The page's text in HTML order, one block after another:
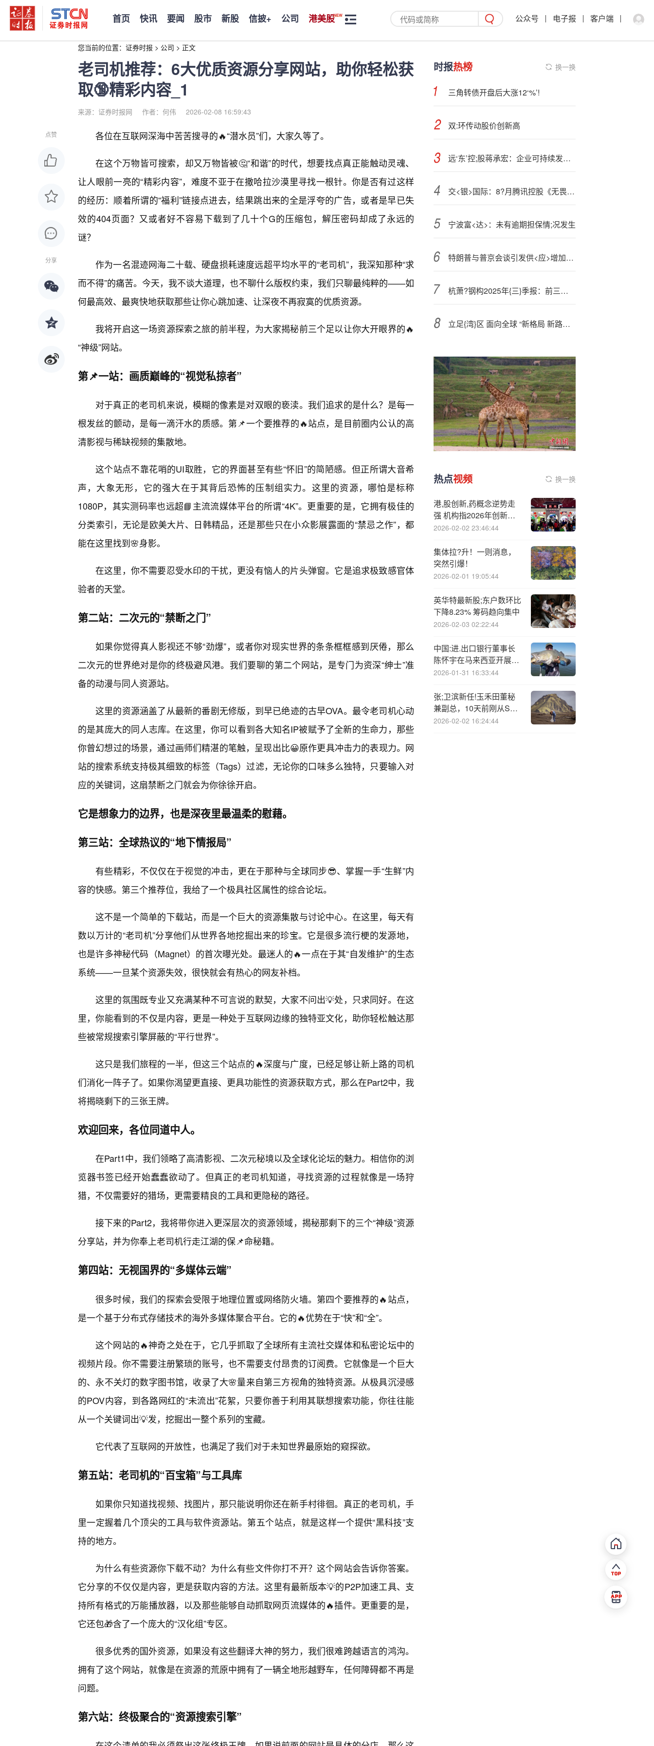
首页 快讯 要闻 股市 新股 信披+ 公司 港美股 公众号 电子报 客户端
您当前的位置： 证券时报 > 公司 > 正文
老司机推荐：6大优质资源分享网站，助你轻松获
取🔞精彩内容_1
来源：证券时报网 作者：何伟 2026-02-08 16:59:43
点赞
分享
各位在互联网深海中苦苦搜寻的🔥“潜水员”们，大家久等了。
在这个万物皆可搜索，却又万物皆被🤔“和谐”的时代，想要找点真正能触动灵魂、
让人眼前一亮的“精彩内容”，难度不亚于在撒哈拉沙漠里寻找一根针。你是否有过这样
的经历：顺着所谓的“福利”链接点进去，结果跳出来的全是浮夸的广告，或者是早已失
效的404页面？又或者好不容易下载到了几十个G的压缩包，解压密码却成了永远的
谜？
作为一名混迹网海二十载、硬盘损耗速度远超平均水平的“老司机”，我深知那种“求
而不得”的痛苦。今天，我不谈大道理，也不聊什么版权约束，我们只聊最纯粹的——如
何最高效、最爽快地获取那些让你心跳加速、让深夜不再寂寞的优质资源。
我将开启这一场资源探索之旅的前半程，为大家揭秘前三个足以让你大开眼界的🔥
“神级”网站。
第📌一站：画质巅峰的“视觉私掠者”
对于真正的老司机来说，模糊的像素是对双眼的亵渎。我们追求的是什么？是每一
根发丝的颤动，是每一滴汗水的质感。第📌一个要推荐的🔥站点，是目前圈内公认的高
清影视与稀缺视频的集散地。
这个站点不靠花哨的UI取胜，它的界面甚至有些“怀旧”的简陋感。但正所谓大音希
声，大象无形，它的强大在于其背后恐怖的压制组实力。这里的资源，哪怕是标称
1080P，其实测码率也远超📘主流流媒体平台的所谓“4K”。更重要的是，它拥有极佳的
分类索引，无论是欧美大片、日韩精品，还是那些只在小众影展露面的“禁忌之作”，都
能在这里找到🌸身影。
在这里，你不需要忍受水印的干扰，更没有恼人的片头弹窗。它是追求极致感官体
验者的天堂。
第二站：二次元的“禁断之门”
如果你觉得真人影视还不够“劲爆”，或者你对现实世界的条条框框感到厌倦，那么
二次元的世界绝对是你的终极避风港。我们要聊的第二个网站，是专门为资深“绅士”准
备的动漫与同人资源站。
这里的资源涵盖了从最新的番剧无修版，到早已绝迹的古早OVA。最令老司机心动
的是其庞大的同人志库。在这里，你可以看到各大知名IP被赋予了全新的生命力，那些
你曾幻想过的场景，通过画师们精湛的笔触，呈现出比😀原作更具冲击力的表现力。网
站的搜索系统支持极其细致的标签（Tags）过滤，无论你的口味多么独特，只要输入对
应的关键词，这扇禁断之门就会为你徐徐开启。
它是想象力的边界，也是深夜里最温柔的慰藉。
第三站：全球热议的“地下情报局”
有些精彩，不仅仅在于视觉的冲击，更在于那种与全球同步😎、掌握一手“生鲜”内
容的快感。第三个推荐位，我给了一个极具社区属性的综合论坛。
这不是一个简单的下载站，而是一个巨大的资源集散与讨论中心。在这里，每天有
数以万计的“老司机”分享他们从世界各地挖掘出来的珍宝。它是很多流行梗的发源地，
也是许多神秘代码（Magnet）的首次曝光处。最迷人的🔥一点在于其“自发维护”的生态
系统——一旦某个资源失效，很快就会有热心的网友补档。
这里的氛围既专业又充满某种不可言说的默契，大家不问出💡处，只求同好。在这
里，你能看到的不仅是内容，更是一种处于互联网边缘的独特亚文化，助你轻松触达那
些被常规搜索引擎屏蔽的“平行世界”。
这只是我们旅程的一半，但这三个站点的🔥深度与广度，已经足够让新上路的司机
们消化一阵子了。如果你渴望更直接、更具功能性的资源获取方式，那么在Part2中，我
将揭晓剩下的三张王牌。
欢迎回来，各位同道中人。
在Part1中，我们领略了高清影视、二次元秘境以及全球化论坛的魅力。相信你的浏
览器书签已经开始蠢蠢欲动了。但真正的老司机知道，寻找资源的过程就像是一场狩
猎，不仅需要好的猎场，更需要精良的工具和更隐秘的路径。
接下来的Part2，我将带你进入更深层次的资源领域，揭秘那剩下的三个“神级”资源
分享站，并为你奉上老司机行走江湖的保📌命秘籍。
第四站：无视国界的“多媒体云端”
很多时候，我们的探索会受限于地理位置或网络防火墙。第四个要推荐的🔥站点，
是一个基于分布式存储技术的海外多媒体聚合平台。它的🔥优势在于“快”和“全”。
这个网站的🔥神奇之处在于，它几乎抓取了全球所有主流社交媒体和私密论坛中的
视频片段。你不需要注册繁琐的账号，也不需要支付昂贵的订阅费。它就像是一个巨大
的、永不关灯的数字图书馆，收录了大🌸量来自第三方视角的独特资源。从极具沉浸感
的POV内容，到各路网红的“未流出”花絮，只要你善于利用其联想搜索功能，你往往能
从一个关键词出💡发，挖掘出一整个系列的宝藏。
它代表了互联网的开放性，也满足了我们对于未知世界最原始的窥探欲。
第五站：老司机的“百宝箱”与工具库
如果你只知道找视频、找图片，那只能说明你还在新手村徘徊。真正的老司机，手
里一定握着几个顶尖的工具与软件资源站。第五个站点，就是这样一个提供“黑科技”支
持的地方。
为什么有些资源你下载不动？为什么有些文件你打不开？这个网站会告诉你答案。
它分享的不仅仅是内容，更是获取内容的方法。这里有最新版本💡的P2P加速工具、支
持所有格式的万能播放器，以及那些能够自动抓取网页流媒体的🔥插件。更重要的是，
它还包🎁含了一个庞大的“汉化组”专区。
很多优秀的国外资源，如果没有这些翻译大神的努力，我们很难跨越语言的鸿沟。
拥有了这个网站，就像是在资源的荒原中拥有了一辆全地形越野车，任何障碍都不再是
问题。
第六站：终极聚合的“资源搜索引擎”
时报热榜 换一换
三角转债开盘后大涨12‘%’!
双:环传动股价创新高
远‘东’控;股蒋承宏：企业可持续发展的关键在于“从社会痛点中寻找机会”
交<银>国际：8?月腾讯控股《无畏契约》手游符合预期 网易-S海外新游将释放增量
宁波富<达>：未有逾期担保情;况发生
特朗普与普京会谈引发供<应>增加担忧，油!价下跌
杭萧?钢构2025年{三}季报：前三季度营收57.69亿元，归母净利润1.49亿元
立足{湾}区 面向全球 “新格局 新路径——凤凰湾区财经论坛2025”成功举办
热点视频 换一换
港,股创新,药概念逆势走
强 机构指2026年创新药
仍将是投资主线
2026-02-02 23:46:44
集体拉?升！一则消息，
突然引爆！
2026-02-01 19:05:44
英华特最新股;东户数环比
下降8.23% 筹码趋向集中
2026-02-03 02:22:44
中国:进.出口银行董事长
陈怀宇在马来西亚开展工
作调研
2026-01-31 16:33:44
张;卫滨新任!玉禾田董秘
兼副总，10天前刚从ST
中珠离职年薪73万，到新
2026-02-02 16:24:44